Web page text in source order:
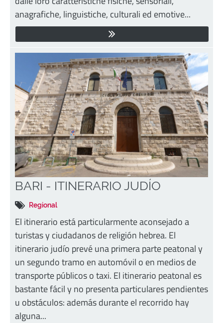
anagrafiche, linguistiche, culturali ed emotive...
BARI - ITINERARIO JUDÍO
Regional
El itinerario está particularmente aconsejado a
turistas y ciudadanos de religión hebrea. El
itinerario judío prevé una primera parte peatonal y
un segundo tramo en automóvil o en medios de
transporte públicos o taxi. El itinerario peatonal es
bastante fácil y no presenta particulares pendientes
u obstáculos: además durante el recorrido hay
alguna...